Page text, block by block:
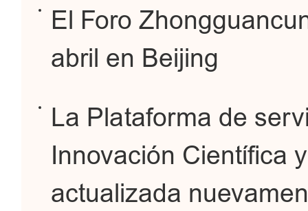
El Foro
abril en Beijing
La Plataforma de
Innovación Científica
actualizada